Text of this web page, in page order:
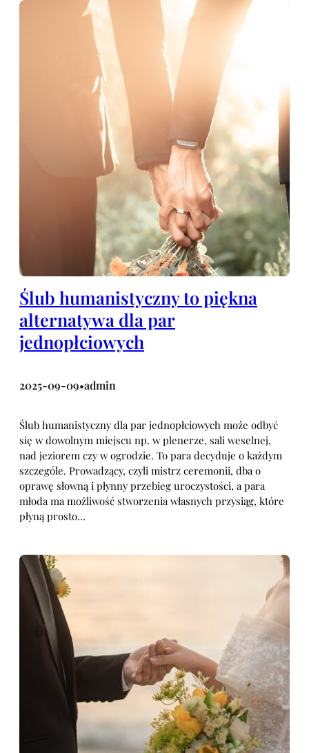
Ślub humanistyczny to piękna
alternatywa dla par
jednopłciowych
2025-09-09•admin
Ślub humanistyczny dla par jednopłciowych może odbyć
się w dowolnym miejscu np. w plenerze, sali weselnej,
nad jeziorem czy w ogrodzie. To para decyduje o każdym
szczególe. Prowadzący, czyli mistrz ceremonii, dba o
oprawę słowną i płynny przebieg uroczystości, a para
młoda ma możliwość stworzenia własnych przysiąg, które
płyną prosto…